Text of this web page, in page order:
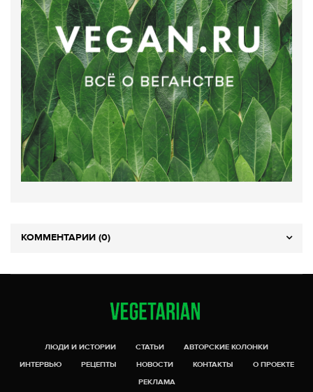
КОММЕНТАРИИ (0)
ЛЮДИ И ИСТОРИИ СТАТЬИ
АВТОРСКИЕ КОЛОНКИ
ИНТЕРВЬЮ
РЕЦЕПТЫ НОВОСТИ КОНТАКТЫ
О ПРОЕКТЕ
РЕКЛАМА